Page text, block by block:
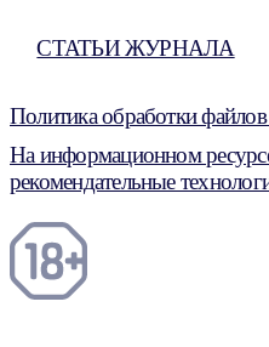
СТАТЬИ ЖУРНАЛА
Политика обработки
На информационном
рекомендательные